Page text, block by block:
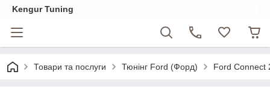
Kengur Tuning
Товари та послуги Тюнінг Ford (Форд) Ford Connect